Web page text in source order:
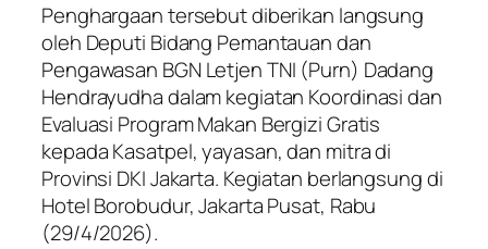
Penghargaan tersebut diberikan langsung
oleh Deputi Bidang Pemantauan dan
Pengawasan BGN Letjen TNI (Purn) Dadang
Hendrayudha dalam kegiatan Koordinasi dan
Evaluasi Program Makan Bergizi Gratis
kepada Kasatpel, yayasan, dan mitra di
Provinsi DKI Jakarta. Kegiatan berlangsung di
Hotel Borobudur, Jakarta Pusat, Rabu
(29/4/2026).